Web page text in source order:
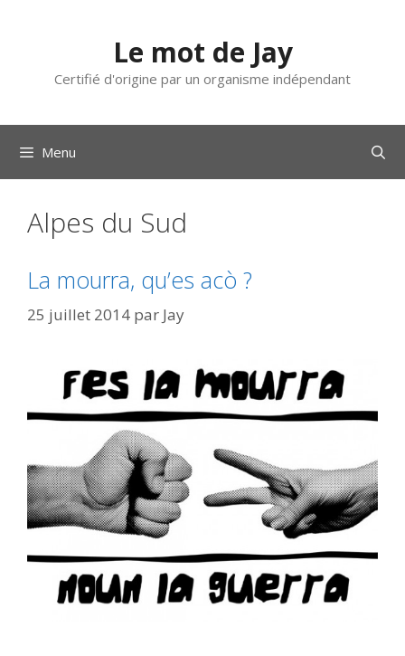
Le mot de Jay
Certifié d'origine par un organisme indépendant
Menu
Alpes du Sud
La mourra, qu’es acò ?
25 juillet 2014 par Jay